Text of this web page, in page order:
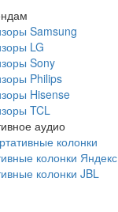
Samsung
LG
Sony
Philips
Hisense
TCL
аудио
колонки
колонки Яндекс
колонки JBL